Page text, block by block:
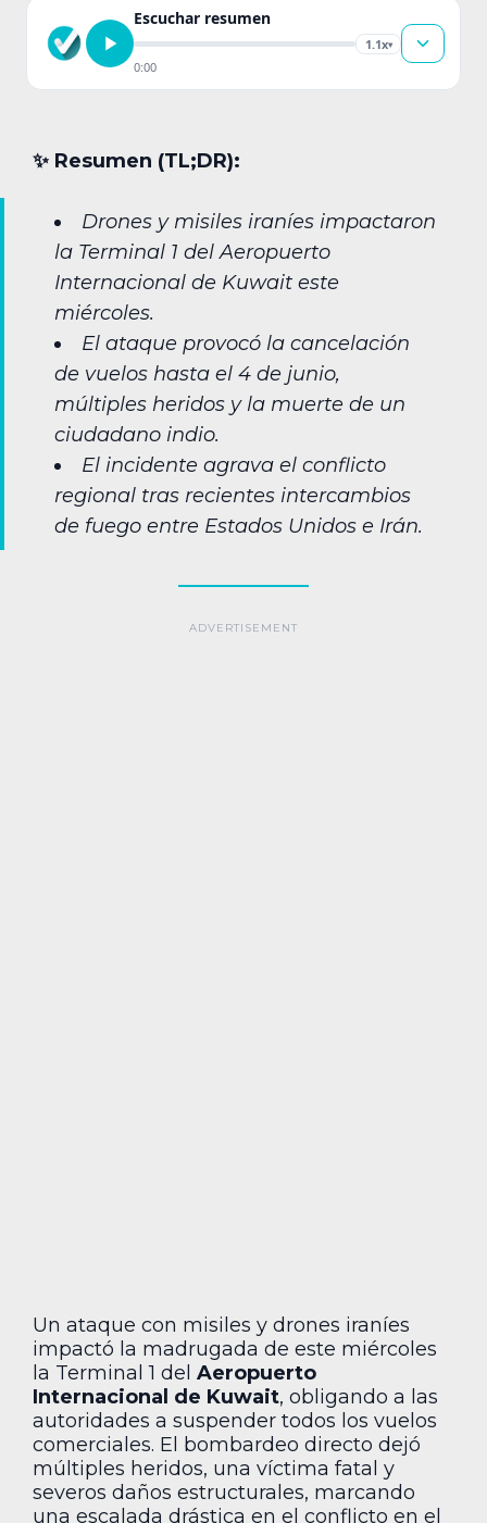
Escuchar resumen
1.1x▾
0:00
✨︎ Resumen (TL;DR):
Drones y misiles iraníes impactaron
la Terminal 1 del Aeropuerto
Internacional de Kuwait este
miércoles.
El ataque provocó la cancelación
de vuelos hasta el 4 de junio,
múltiples heridos y la muerte de un
ciudadano indio.
El incidente agrava el conflicto
regional tras recientes intercambios
de fuego entre Estados Unidos e Irán.
Un ataque con misiles y drones iraníes
impactó la madrugada de este miércoles
la Terminal 1 del Aeropuerto
Internacional de Kuwait, obligando a las
autoridades a suspender todos los vuelos
comerciales. El bombardeo directo dejó
múltiples heridos, una víctima fatal y
severos daños estructurales, marcando
una escalada drástica en el conflicto en el